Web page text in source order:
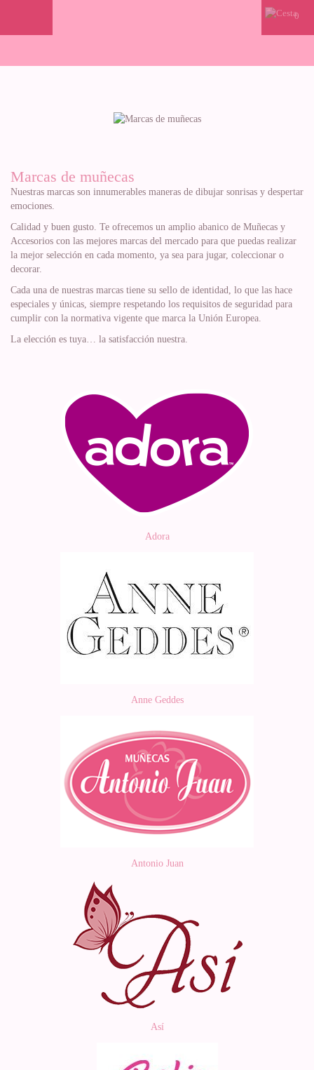
0
Marcas de muñecas
Nuestras marcas son innumerables maneras de dibujar sonrisas y despertar
emociones.
Calidad y buen gusto. Te ofrecemos un amplio abanico de Muñecas y
Accesorios con las mejores marcas del mercado para que puedas realizar
la mejor selección en cada momento, ya sea para jugar, coleccionar o
decorar.
Cada una de nuestras marcas tiene su sello de identidad, lo que las hace
especiales y únicas, siempre respetando los requisitos de seguridad para
cumplir con la normativa vigente que marca la Unión Europea.
La elección es tuya… la satisfacción nuestra.
Adora
Anne Geddes
Antonio Juan
Así